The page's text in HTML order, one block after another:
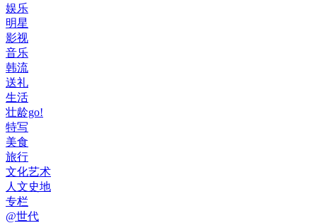
娱乐
明星
影视
音乐
韩流
送礼
生活
壮龄go!
特写
美食
旅行
文化艺术
人文史地
专栏
@世代